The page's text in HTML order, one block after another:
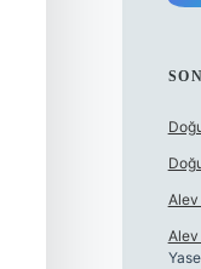
Alev
Alev